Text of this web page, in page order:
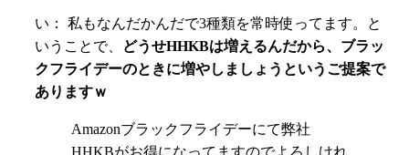
い： 私もなんだかんだで3種類を常時使ってます。と
いうことで、
どうせHHKBは増えるんだから、ブラッ
クフライデーのときに増やしましょうというご提案で
ありますｗ
Amazonブラックフライデーにて弊社